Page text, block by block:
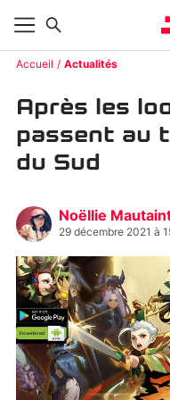
Accueil Actualités
Après les
passent au
du Sud
Noëllie
29 décembre 2021 à